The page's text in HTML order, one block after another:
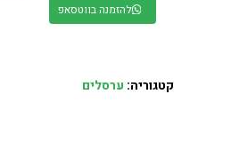
להזמנה בווטסאפ
קטגוריה: ערסלים